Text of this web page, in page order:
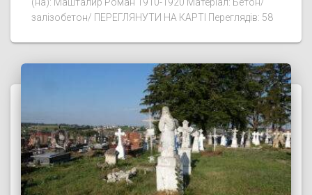
(на): Машталир Роман 1910-1920 Матеріал: Бетон/
залізобетон/ ПЕРЕГЛЯНУТИ НА КАРТІ Переглядів: 58